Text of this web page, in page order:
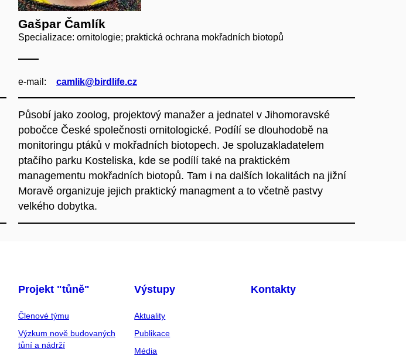
Gašpar Čamlík
Specializace: ornitologie; praktická ochrana mokřadních biotopů
e‑mail: camlik@birdlife.cz
Působí jako zoolog, projektový manažer a jednatel v Jihomoravské
pobočce České společnosti ornitologické. Podílí se dlouhodobě na
monitoringu ptáků v mokřadních biotopech. Je spoluzakladatelem
ptačího parku Kosteliska, kde se podílí také na praktickém
managementu mokřadních biotopů. Tam i na dalších lokalitách na jižní
Moravě organizuje jejich praktický managment a to včetně pastvy
velkého dobytka.
Projekt "tůně"
Členové týmu
Výzkum nově budovaných
tůní a nádrží
Výstupy
Aktuality
Publikace
Média
Kontakty